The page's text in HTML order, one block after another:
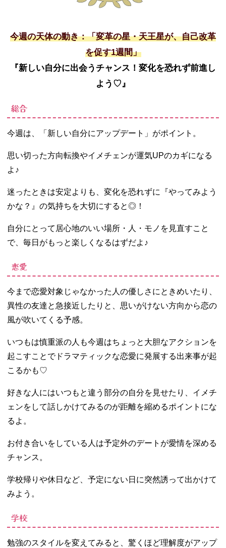
今週の天体の動き：「変革の星・天王星が、自己改革
を促す1週間」
『新しい自分に出会うチャンス！変化を恐れず前進し
よう♡』
総合
今週は、「新しい自分にアップデート」がポイント。
思い切った方向転換やイメチェンが運気UPのカギになる
よ♪
迷ったときは安定よりも、変化を恐れずに『やってみよう
かな？』の気持ちを大切にすると◎！
自分にとって居心地のいい場所・人・モノを見直すこと
で、毎日がもっと楽しくなるはずだよ♪
恋愛
今まで恋愛対象じゃなかった人の優しさにときめいたり、
異性の友達と急接近したりと、思いがけない方向から恋の
風が吹いてくる予感。
いつもは慎重派の人も今週はちょっと大胆なアクションを
起こすことでドラマティックな恋愛に発展する出来事が起
こるかも♡
好きな人にはいつもと違う部分の自分を見せたり、イメチ
ェンをして話しかけてみるのが距離を縮めるポイントにな
るよ。
お付き合いをしている人は予定外のデートが愛情を深める
チャンス。
学校帰りや休日など、予定にない日に突然誘って出かけて
みよう。
学校
勉強のスタイルを変えてみると、驚くほど理解度がアップ